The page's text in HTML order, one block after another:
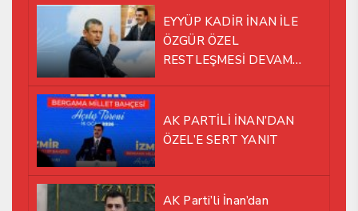
EYYÜP KADİR İNAN İLE
ÖZGÜR ÖZEL
RESTLEŞMESİ DEVAM
AK PARTİLİ İNAN’DAN
ÖZEL’E SERT YANIT
AK Parti’li İnan’dan